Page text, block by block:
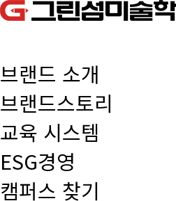
브랜드 소개
브랜드스토리
교육 시스템
ESG경영
캠퍼스 찾기